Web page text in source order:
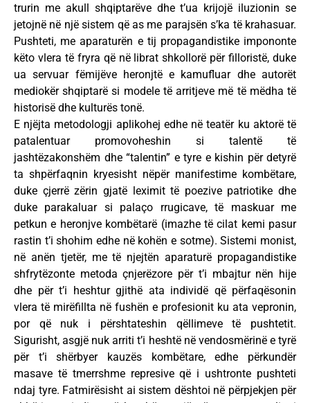
trurin me akull shqiptarëve dhe t’ua krijojë iluzionin se
jetojnë në një sistem që as me parajsën s’ka të krahasuar.
Pushteti, me aparaturën e tij propagandistike impononte
këto vlera të fryra që në librat shkollorë për filloristë, duke
ua servuar fëmijëve heronjtë e kamufluar dhe autorët
mediokër shqiptarë si modele të arritjeve më të mëdha të
historisë dhe kulturës tonë.
E njëjta metodologji aplikohej edhe në teatër ku aktorë të
patalentuar promovoheshin si talentë të
jashtëzakonshëm dhe “talentin” e tyre e kishin për detyrë
ta shpërfaqnin kryesisht nëpër manifestime kombëtare,
duke çjerrë zërin gjatë leximit të poezive patriotike dhe
duke parakaluar si palaço rrugicave, të maskuar me
petkun e heronjve kombëtarë (imazhe të cilat kemi pasur
rastin t’i shohim edhe në kohën e sotme). Sistemi monist,
në anën tjetër, me të njejtën aparaturë propagandistike
shfrytëzonte metoda çnjerëzore për t’i mbajtur nën hije
dhe për t’i heshtur gjithë ata individë që përfaqësonin
vlera të mirëfillta në fushën e profesionit ku ata vepronin,
por që nuk i përshtateshin qëllimeve të pushtetit.
Sigurisht, asgjë nuk arriti t’i heshtë në vendosmërinë e tyrë
për t’i shërbyer kauzës kombëtare, edhe përkundër
masave të tmerrshme represive që i ushtronte pushteti
ndaj tyre. Fatmirësisht ai sistem dështoi në përpjekjen për